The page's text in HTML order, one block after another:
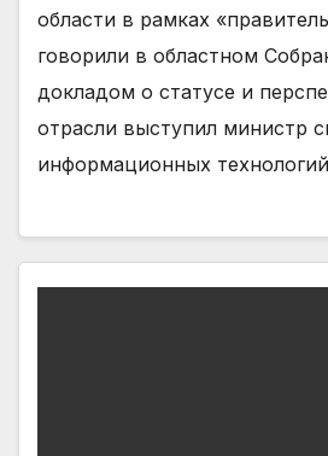
области в рамках
говорили в областном
докладом о статусе и
отрасли выступил министр
информационных